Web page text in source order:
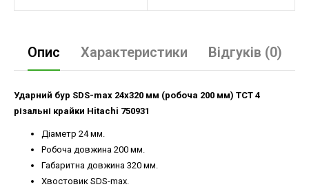
Опис Характеристики Відгуків (0)
Ударний бур SDS-max 24х320 мм (робоча 200 мм) TCT 4
різальні крайки Hitachi 750931
Діаметр 24 мм.
Робоча довжина 200 мм.
Габаритна довжина 320 мм.
Хвостовик SDS-max.